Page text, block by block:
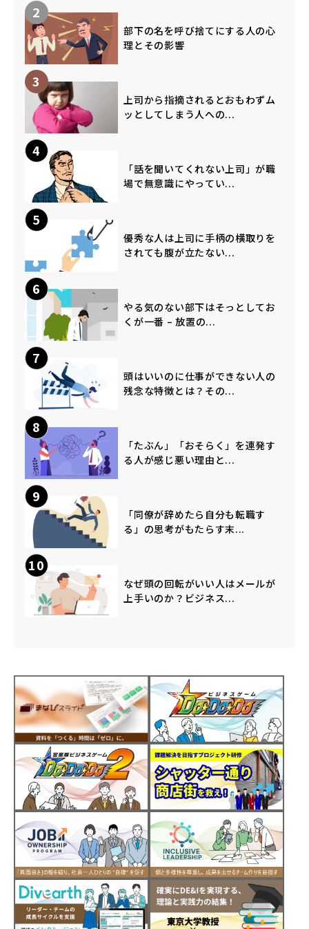
2
部下の名を呼び捨てにする人の心
理とその影響
3
上司から指摘されるとおもわずム
ッとしてしまう人への...
4
「話を聞いてくれない上司」が職
場で無意識にやってい...
5
優秀な人は上司に手柄の横取りを
されても腹が立たない...
6
やる気のない部下はそっとしてお
くが一番 – 放置の...
7
頭はいいのに仕事ができない人の
残念な特徴とは？その...
8
「たぶん」「おそらく」を連発す
る人が感じ悪い理由と...
9
「同僚が辞めたら自分も転職す
る」の思考がもたらす末...
10
なぜ頭の回転がいい人はメールが
上手いのか？ビジネス...